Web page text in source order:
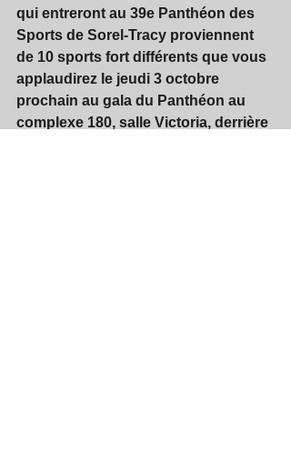
qui entreront au 39e Panthéon des
Sports de Sorel-Tracy proviennent
de 10 sports fort différents que vous
applaudirez le jeudi 3 octobre
prochain au gala du Panthéon au
complexe 180, salle Victoria, derrière